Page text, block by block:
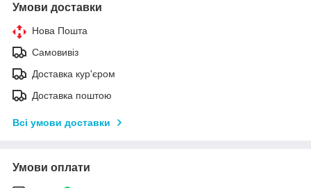
Умови доставки
Нова Пошта
Самовивіз
Доставка кур'єром
Доставка поштою
Всі умови доставки
Умови оплати